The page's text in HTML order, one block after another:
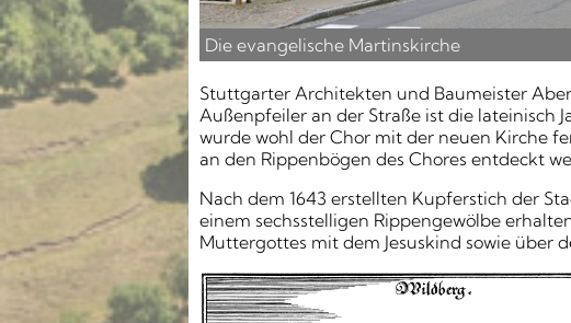
Die evangelische Martinskirche
Stuttgarter Architekten und Baumeister
Außenpfeiler an der Straße ist die lateinisch
wurde wohl der Chor mit der neuen Kirche
an den Rippenbögen des Chores entdeckt
Nach dem 1643 erstellten Kupferstich der
einem sechsstelligen Rippengewölbe
Muttergottes mit dem Jesuskind sowie über